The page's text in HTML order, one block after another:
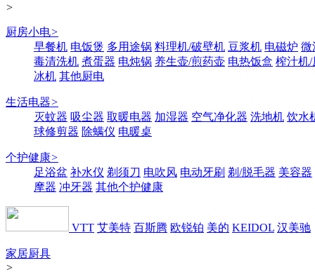
>
厨房小电>
早餐机 电饭煲 多用途锅 料理机/破壁机 豆浆机 电磁炉 微
毒清洗机 煮蛋器 电炖锅 养生壶/煎药壶 电热饭盒 榨汁机/
冰机 其他厨电
生活电器>
灭蚊器 吸尘器 取暖电器 加湿器 空气净化器 洗地机 饮水
球修剪器 除螨仪 电暖桌
个护健康>
足浴盆 补水仪 剃须刀 电吹风 电动牙刷 剃/脱毛器 美容器
摩器 冲牙器 其他个护健康
VTT 艾美特 百斯腾 欧锐铂 美的 KEIDOL 汉美驰
家居厨具
>